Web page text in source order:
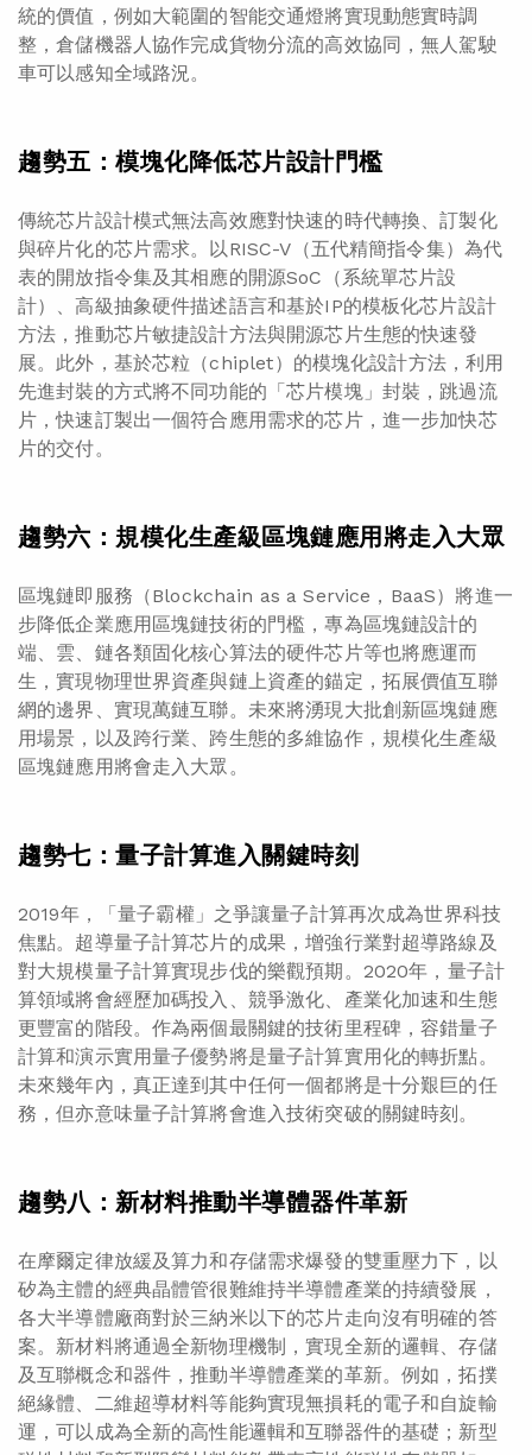
統的價值，例如大範圍的智能交通燈將實現動態實時調
整，倉儲機器人協作完成貨物分流的高效協同，無人駕駛
車可以感知全域路況。
趨勢五：模塊化降低芯片設計門檻
傳統芯片設計模式無法高效應對快速的時代轉換、訂製化
與碎片化的芯片需求。以RISC-V（五代精簡指令集）為代
表的開放指令集及其相應的開源SoC（系統單芯片設
計）、高級抽象硬件描述語言和基於IP的模板化芯片設計
方法，推動芯片敏捷設計方法與開源芯片生態的快速發
展。此外，基於芯粒（chiplet）的模塊化設計方法，利用
先進封裝的方式將不同功能的「芯片模塊」封裝，跳過流
片，快速訂製出一個符合應用需求的芯片，進一步加快芯
片的交付。
趨勢六：規模化生產級區塊鏈應用將走入大眾
區塊鏈即服務（Blockchain as a Service，BaaS）將進一
步降低企業應用區塊鏈技術的門檻，專為區塊鏈設計的
端、雲、鏈各類固化核心算法的硬件芯片等也將應運而
生，實現物理世界資產與鏈上資產的錨定，拓展價值互聯
網的邊界、實現萬鏈互聯。未來將湧現大批創新區塊鏈應
用場景，以及跨行業、跨生態的多維協作，規模化生產級
區塊鏈應用將會走入大眾。
趨勢七：量子計算進入關鍵時刻
2019年，「量子霸權」之爭讓量子計算再次成為世界科技
焦點。超導量子計算芯片的成果，增強行業對超導路線及
對大規模量子計算實現步伐的樂觀預期。2020年，量子計
算領域將會經歷加碼投入、競爭激化、產業化加速和生態
更豐富的階段。作為兩個最關鍵的技術里程碑，容錯量子
計算和演示實用量子優勢將是量子計算實用化的轉折點。
未來幾年內，真正達到其中任何一個都將是十分艱巨的任
務，但亦意味量子計算將會進入技術突破的關鍵時刻。
趨勢八：新材料推動半導體器件革新
在摩爾定律放緩及算力和存儲需求爆發的雙重壓力下，以
矽為主體的經典晶體管很難維持半導體產業的持續發展，
各大半導體廠商對於三納米以下的芯片走向沒有明確的答
案。新材料將通過全新物理機制，實現全新的邏輯、存儲
及互聯概念和器件，推動半導體產業的革新。例如，拓撲
絕緣體、二維超導材料等能夠實現無損耗的電子和自旋輸
運，可以成為全新的高性能邏輯和互聯器件的基礎；新型